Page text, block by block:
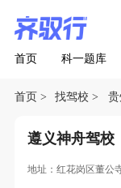
首页 科一题库
首页 > 找驾校 >
遵义神舟驾校
地址：红花岗区董公